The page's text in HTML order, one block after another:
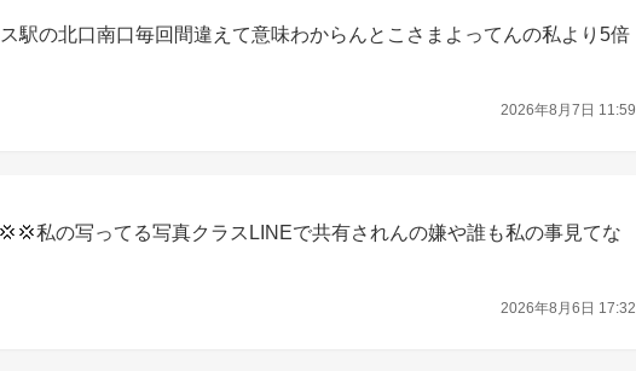
駅の北口南口毎回間違えて意味わからんとこさまよってんの私より5倍
2026年8月7日 11:59
私の写ってる写真クラスLINEで共有されんの嫌や誰も私の事見てな
2026年8月6日 17:32